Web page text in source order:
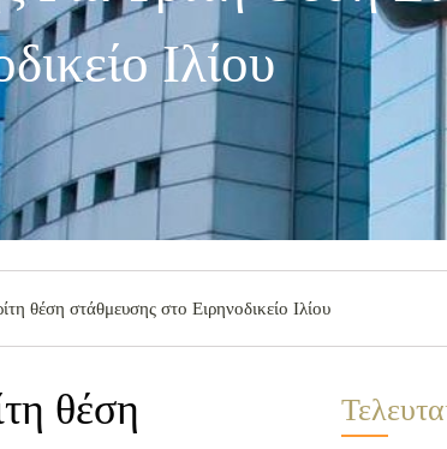
Ιλίου
θέση στάθμευσης στο Ειρηνοδικείο Ιλίου
θέση